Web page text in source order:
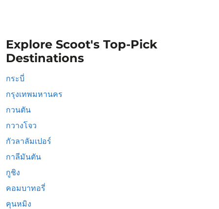
Explore Scoot's Top-Pick
Destinations
กระบี่
กรุงเทพมหานคร
กวนตัน
กวางโจว
กัวลาลัมเปอร์
กาลีมันตัน
กูชิง
คอมบาทอรี่
คุนหมิง